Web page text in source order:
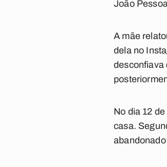
João
A mãe
dela no
desconfiava
No dia 12
casa.